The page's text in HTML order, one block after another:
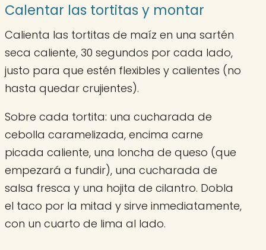
Calentar las tortitas y montar
Calienta las tortitas de maíz en una sartén
seca caliente, 30 segundos por cada lado,
justo para que estén flexibles y calientes (no
hasta quedar crujientes).
Sobre cada tortita: una cucharada de
cebolla caramelizada, encima carne
picada caliente, una loncha de queso (que
empezará a fundir), una cucharada de
salsa fresca y una hojita de cilantro. Dobla
el taco por la mitad y sirve inmediatamente,
con un cuarto de lima al lado.